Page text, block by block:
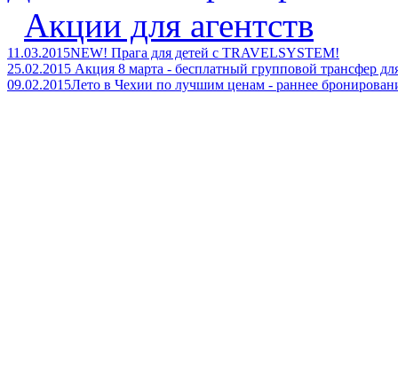
Акции для агентств
11.03.2015NEW! Прага для детей с TRAVELSYSTEM!
25.02.2015 Акция 8 марта - бесплатный групповой трансфер
09.02.2015Лето в Чехии по лучшим ценам - раннее